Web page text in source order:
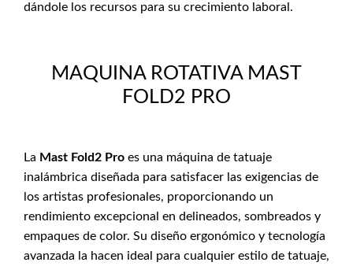
dándole los recursos para su crecimiento laboral.
MAQUINA ROTATIVA MAST
FOLD2 PRO
La Mast Fold2 Pro es una máquina de tatuaje
inalámbrica diseñada para satisfacer las exigencias de
los artistas profesionales, proporcionando un
rendimiento excepcional en delineados, sombreados y
empaques de color. Su diseño ergonómico y tecnología
avanzada la hacen ideal para cualquier estilo de tatuaje,